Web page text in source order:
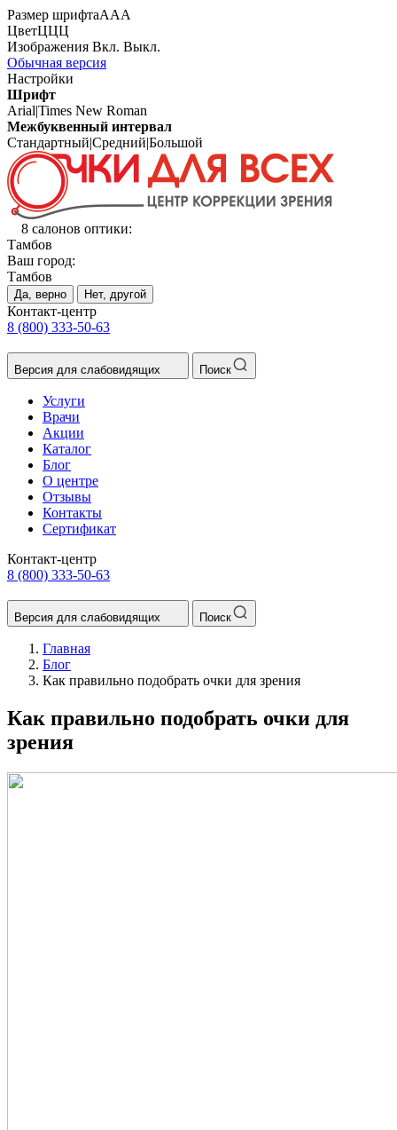
Размер шрифтаААА
ЦветЦЦЦ
Изображения Вкл. Выкл.
Обычная версия
Настройки
Шрифт
Arial|Times New Roman
Межбуквенный интервал
Стандартный|Средний|Большой
8 салонов оптики:
Тамбов
Ваш город:
Тамбов
Да, верно Нет, другой
Контакт-центр
8 (800) 333-50-63
Версия для слабовидящих Поиск
Услуги
Врачи
Акции
Каталог
Блог
О центре
Отзывы
Контакты
Сертификат
Контакт-центр
8 (800) 333-50-63
Версия для слабовидящих Поиск
Главная
Блог
Как правильно подобрать очки для зрения
Как правильно подобрать очки для
зрения